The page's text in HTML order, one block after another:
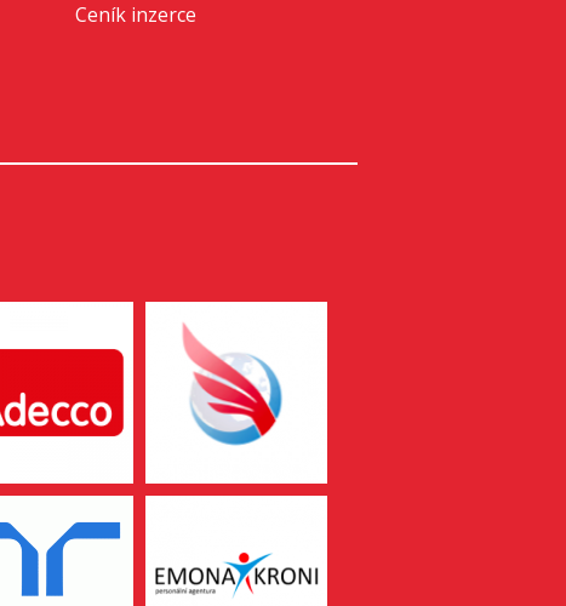
Ceník inzerce